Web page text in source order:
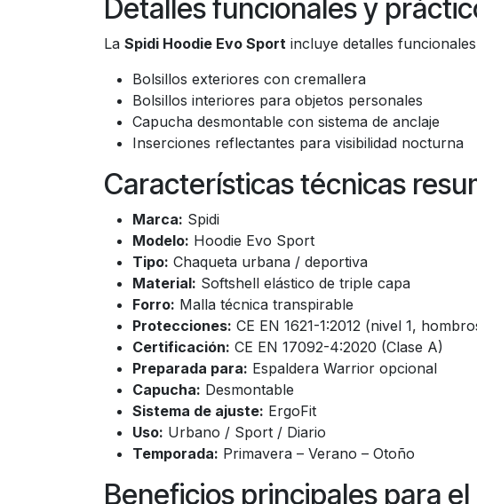
Detalles funcionales y
La Spidi Hoodie Evo Sport incluye detalles
Bolsillos exteriores con cremallera
Bolsillos interiores para objetos personales
Capucha desmontable con sistema de anclaje
Inserciones reflectantes para visibilidad nocturna
Características técnicas
Marca: Spidi
Modelo: Hoodie Evo Sport
Tipo: Chaqueta urbana / deportiva
Material: Softshell elástico de triple capa
Forro: Malla técnica transpirable
Protecciones: CE EN 1621-1:2012 (nivel 1,
Certificación: CE EN 17092-4:2020 (Clase A)
Preparada para: Espaldera Warrior opcional
Capucha: Desmontable
Sistema de ajuste: ErgoFit
Uso: Urbano / Sport / Diario
Temporada: Primavera – Verano – Otoño
Beneficios principales para